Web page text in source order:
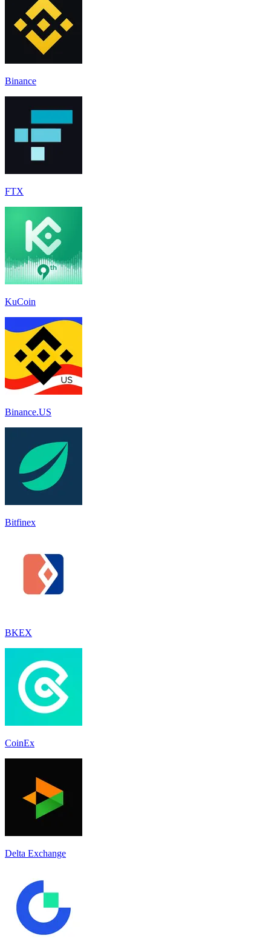
Binance
FTX
KuCoin
Binance.US
Bitfinex
BKEX
CoinEx
Delta Exchange